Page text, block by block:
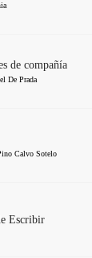
de compañía
De Prada
Calvo Sotelo
Escribir